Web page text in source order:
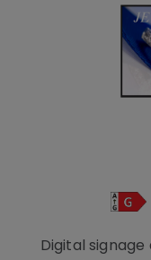
Digital signage